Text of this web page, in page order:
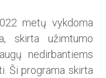
metų vykdoma
skirta užimtumo
nedirbantiems
Ši programa skirta